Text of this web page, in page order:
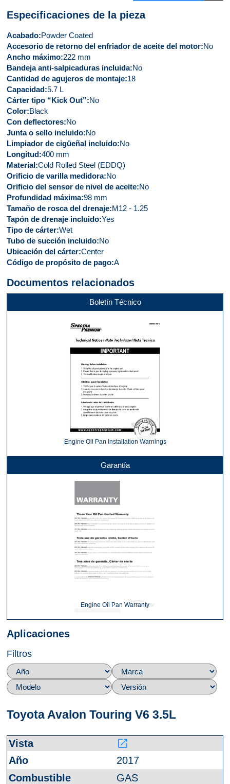
Especificaciones de la pieza
Acabado Powder Coated
Accesorio de retorno del enfriador de aceite del motor No
Ancho máximo 222 mm
Bandeja anti-salpicaduras incluida No
Cantidad de agujeros de montaje 18
Capacidad 5.7 L
Cárter tipo “Kick Out” No
Color Black
Con deflectores No
Junta o sello incluido No
Limpiador de cigüeñal incluido No
Longitud 400 mm
Material Cold Rolled Steel (EDDQ)
Orificio de varilla medidora No
Orificio del sensor de nivel de aceite No
Profundidad máxima 98 mm
Tamaño de rosca del drenaje M12 - 1.25
Tapón de drenaje incluido Yes
Tipo de cárter Wet
Tubo de succión incluido No
Ubicación del cárter Center
Código de propósito de pago A
Documentos relacionados
Boletín Técnico
Engine Oil Pan Installation Warnings
Garantía
Engine Oil Pan Warranty
Aplicaciones
Filtros
Toyota Avalon Touring V6 3.5L
launch
2017
GAS